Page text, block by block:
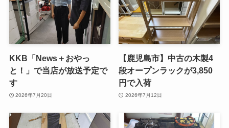
KKB「News＋おやっ
と！」で当店が放送予定で
す
2026年7月20日
【鹿児島市】中古の木製4
段オープンラックが3,850
円で入荷
2026年7月12日